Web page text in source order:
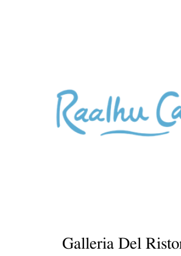
Galleria Del